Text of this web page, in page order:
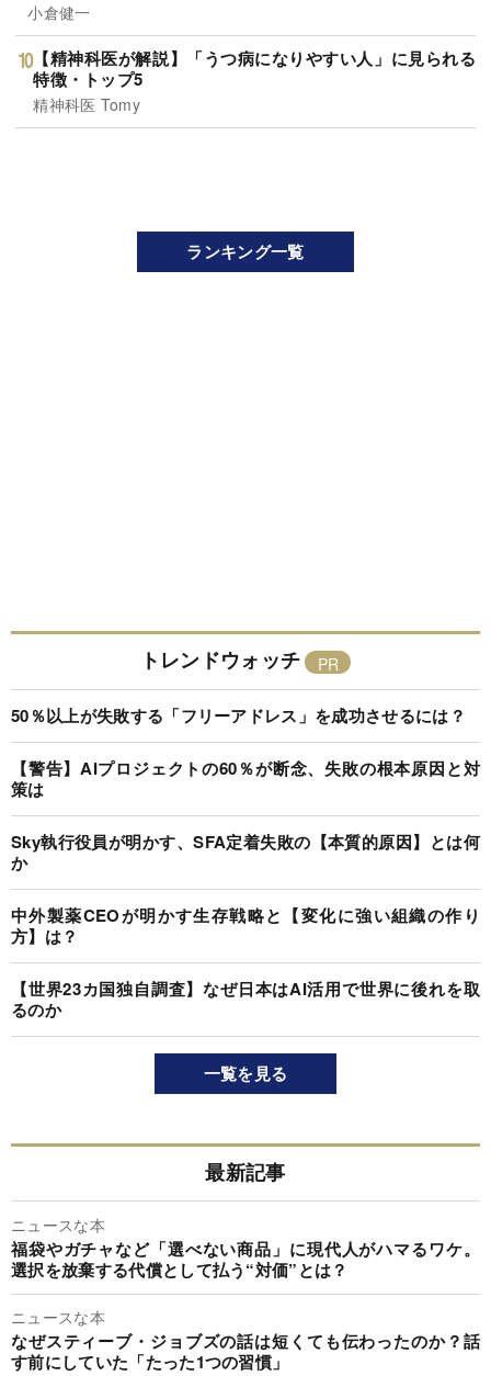
小倉健一
【精神科医が解説】「うつ病になりやすい人」に見られる
特徴・トップ5
精神科医 Tomy
ランキング一覧
トレンドウォッチ
50％以上が失敗する「フリーアドレス」を成功させるには？
【警告】AIプロジェクトの60％が断念、失敗の根本原因と対
策は
Sky執行役員が明かす、SFA定着失敗の【本質的原因】とは何
か
中外製薬CEOが明かす生存戦略と【変化に強い組織の作り
方】は？
【世界23カ国独自調査】なぜ日本はAI活用で世界に後れを取
るのか
一覧を見る
最新記事
ニュースな本
福袋やガチャなど「選べない商品」に現代人がハマるワケ。
選択を放棄する代償として払う“対価”とは？
ニュースな本
なぜスティーブ・ジョブズの話は短くても伝わったのか？話
す前にしていた「たった1つの習慣」